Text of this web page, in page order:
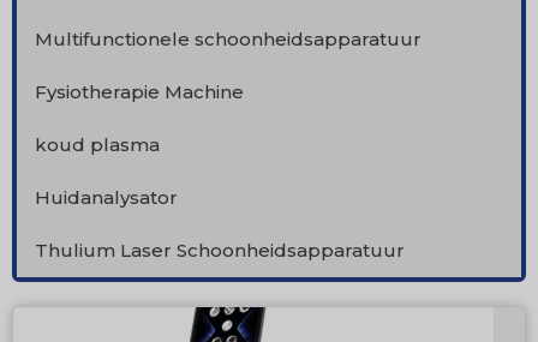
Multifunctionele schoonheidsapparatuur
Fysiotherapie Machine
koud plasma
Huidanalysator
Thulium Laser Schoonheidsapparatuur